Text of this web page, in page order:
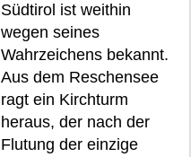
Südtirol ist weithin
wegen seines
Wahrzeichens bekannt.
Aus dem Reschensee
ragt ein Kirchturm
heraus, der nach der
Flutung der einzige